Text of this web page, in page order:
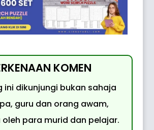
KOMEN
ini dikunjungi bukan sahaja
guru dan orang awam,
para murid dan pelajar.